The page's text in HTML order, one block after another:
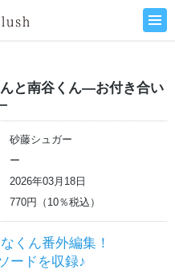
と南谷くん―お付き合い
砂藤シュガー
ー
2026年03月18日
770円（10％税込）
くん番外編集！
ードを収録♪